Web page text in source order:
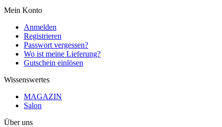
Mein Konto
Anmelden
Registrieren
Passwort vergessen?
Wo ist meine Lieferung?
Gutschein einlösen
Wissenswertes
MAGAZIN
Salon
Über uns